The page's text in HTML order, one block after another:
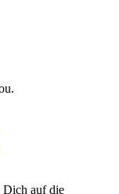
Dich auf die